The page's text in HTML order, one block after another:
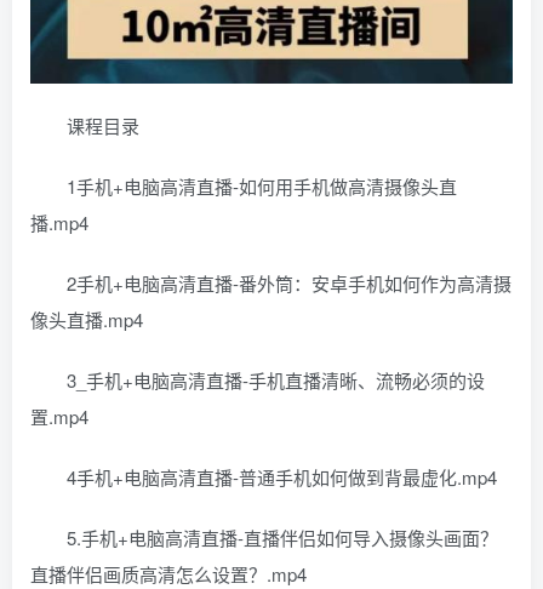
课程目录
1手机+电脑高清直播-如何用手机做高清摄像头直
播.mp4
2手机+电脑高清直播-番外筒：安卓手机如何作为高清摄
像头直播.mp4
3_手机+电脑高清直播-手机直播清晰、流畅必须的设
置.mp4
4手机+电脑高清直播-普通手机如何做到背最虚化.mp4
5.手机+电脑高清直播-直播伴侣如何导入摄像头画面？
直播伴侣画质高清怎么设置？.mp4